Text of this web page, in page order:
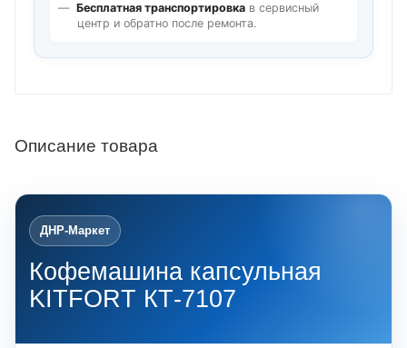
Бесплатная транспортировка в сервисный
центр и обратно после ремонта.
Описание товара
ДНР-Маркет
Кофемашина капсульная
KITFORT КТ-7107